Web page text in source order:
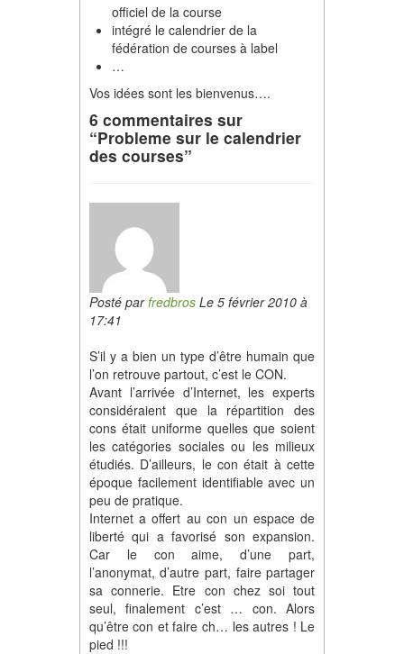
officiel de la course
intégré le calendrier de la
fédération de courses à label
…
Vos idées sont les bienvenus….
6 commentaires sur
“Probleme sur le calendrier
des courses”
Posté parfredbrosLe 5 février 2010 à
17:41
S’il y a bien un type d’être humain que
l’on retrouve partout, c’est le CON.
Avant l’arrivée d’Internet, les experts
considéraient que la répartition des
cons était uniforme quelles que soient
les catégories sociales ou les milieux
étudiés. D’ailleurs, le con était à cette
époque facilement identifiable avec un
peu de pratique.
Internet a offert au con un espace de
liberté qui a favorisé son expansion.
Car le con aime, d’une part,
l’anonymat, d’autre part, faire partager
sa connerie. Etre con chez soi tout
seul, finalement c’est … con. Alors
qu’être con et faire ch… les autres ! Le
pied !!!